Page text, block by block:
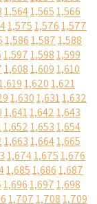
1,5641,5651,566
1,5751,5761,577
1,5861,5871,588
1,5971,5981,599
1,6081,6091,610
1,6201,621
1,6301,6311,632
1,6411,6421,643
1,6521,6531,654
1,6631,6641,665
1,6741,6751,676
1,6851,6861,687
1,6961,6971,698
1,7071,7081,709